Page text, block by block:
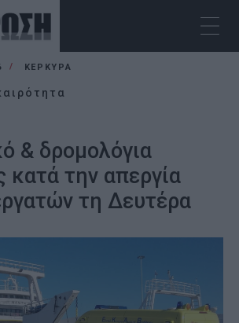
ΚΕΡΚΥΡΑ
& δρομολόγια
κατά την απεργία
τη Δευτέρα